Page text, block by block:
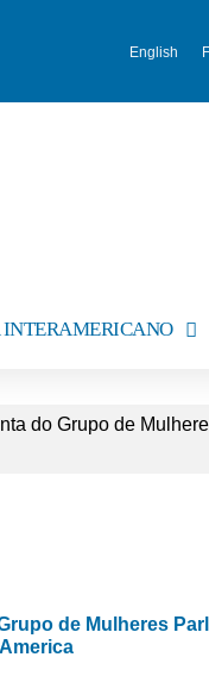
English
INTERAMERICANO
do Grupo de
de Mulheres